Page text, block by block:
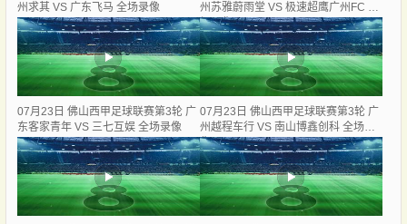
州求其 VS 广东飞马 全场录像
州苏雅蔚雨堂 VS 极速超鹰广州FC 全
场录像
07月23日 佛山西甲足球联赛第3轮 广
东客家青年 VS 三七互娱 全场录像
07月23日 佛山西甲足球联赛第3轮 广
州越程车行 VS 南山博鑫创科 全场录
像